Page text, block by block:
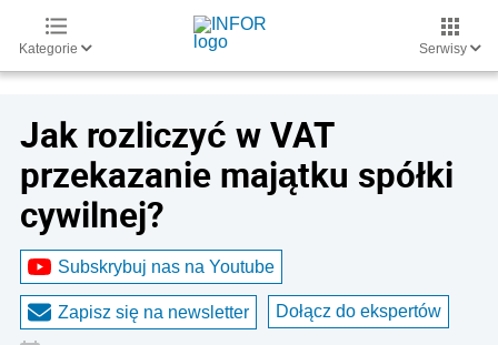
Kategorie Serwisy
Jak rozliczyć w VAT
przekazanie majątku spółki
cywilnej?
Subskrybuj nas na Youtube
Zapisz się na newsletter Dołącz do ekspertów